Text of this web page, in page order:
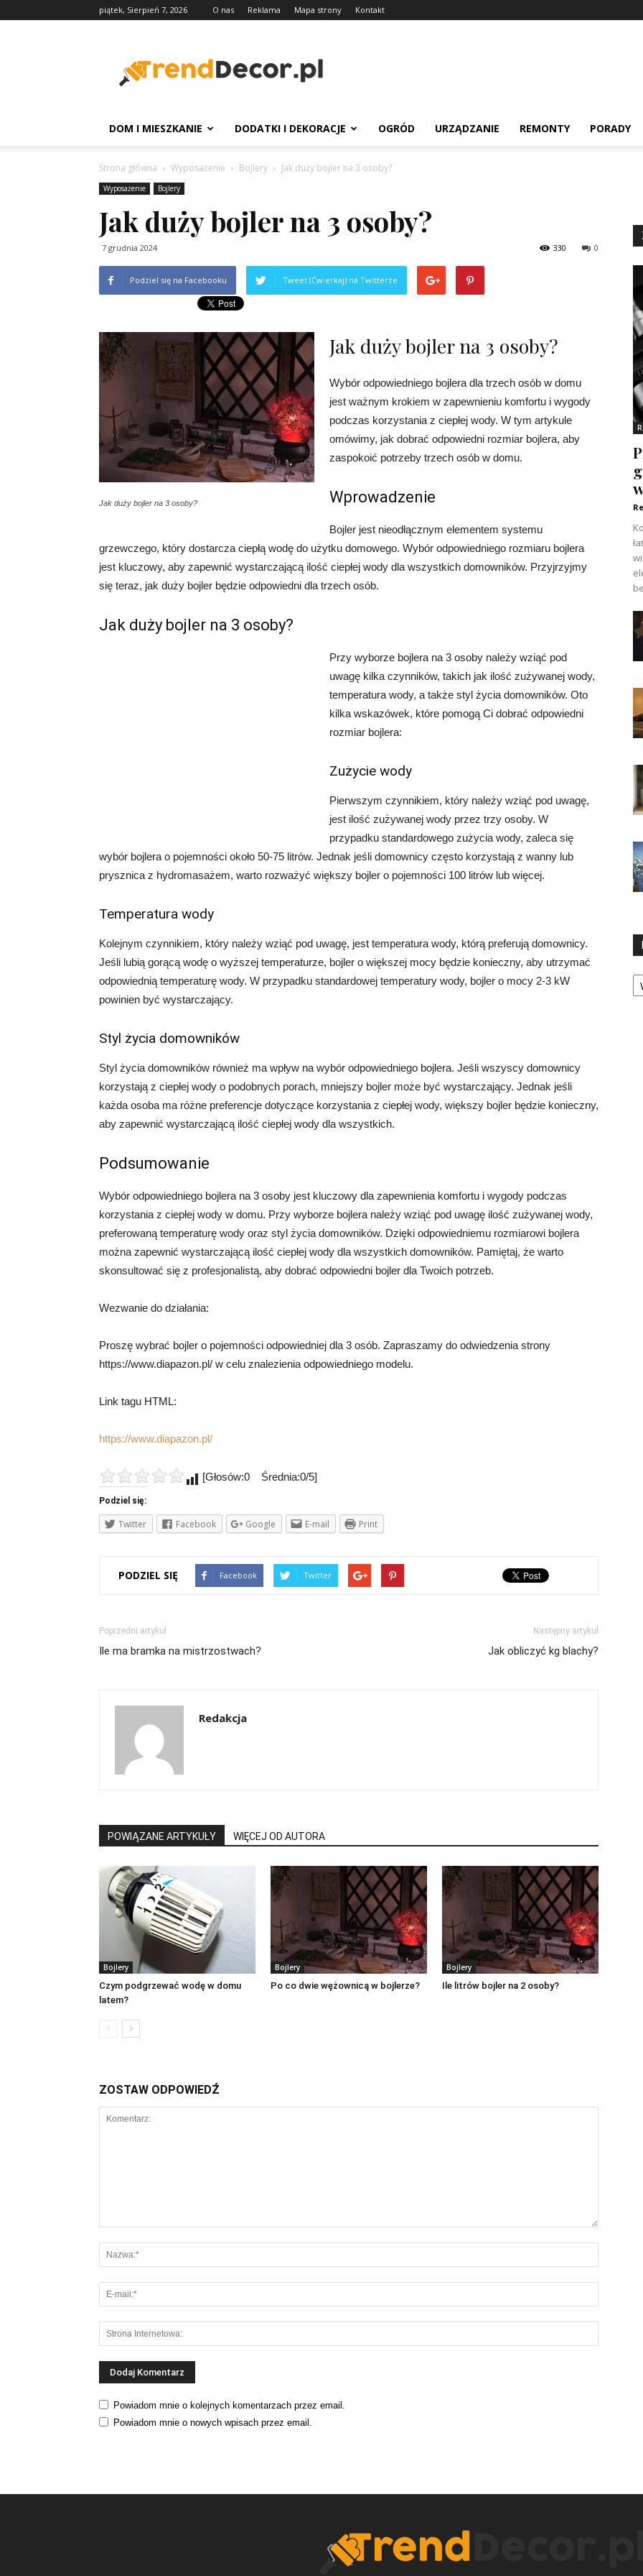
piątek, Sierpień 7, 2026 O nas Reklama Mapa strony Kontakt
DOM I MIESZKANIE DODATKI I DEKORACJE OGRÓD URZĄDZANIE REMONTY PORADY
Strona główna Wyposażenie Bojlery Jak duży bojler na 3 osoby?
Wyposażenie Bojlery
Jak duży bojler na 3 osoby?
7 grudnia 2024 0
330
Podziel się na Facebooku Tweet (Ćwierkaj) na Twitterze
Jak duży bojler na 3 osoby?
Jak duży bojler na 3 osoby?
Wybór odpowiedniego bojlera dla trzech osób w domu
jest ważnym krokiem w zapewnieniu komfortu i wygody
podczas korzystania z ciepłej wody. W tym artykule
omówimy, jak dobrać odpowiedni rozmiar bojlera, aby
zaspokoić potrzeby trzech osób w domu.
Wprowadzenie
Bojler jest nieodłącznym elementem systemu
grzewczego, który dostarcza ciepłą wodę do użytku domowego. Wybór odpowiedniego rozmiaru bojlera
jest kluczowy, aby zapewnić wystarczającą ilość ciepłej wody dla wszystkich domowników. Przyjrzyjmy
się teraz, jak duży bojler będzie odpowiedni dla trzech osób.
Jak duży bojler na 3 osoby?
Przy wyborze bojlera na 3 osoby należy wziąć pod
uwagę kilka czynników, takich jak ilość zużywanej wody,
temperatura wody, a także styl życia domowników. Oto
kilka wskazówek, które pomogą Ci dobrać odpowiedni
rozmiar bojlera:
Zużycie wody
Pierwszym czynnikiem, który należy wziąć pod uwagę,
jest ilość zużywanej wody przez trzy osoby. W
przypadku standardowego zużycia wody, zaleca się
wybór bojlera o pojemności około 50-75 litrów. Jednak jeśli domownicy często korzystają z wanny lub
prysznica z hydromasażem, warto rozważyć większy bojler o pojemności 100 litrów lub więcej.
Temperatura wody
Kolejnym czynnikiem, który należy wziąć pod uwagę, jest temperatura wody, którą preferują domownicy.
Jeśli lubią gorącą wodę o wyższej temperaturze, bojler o większej mocy będzie konieczny, aby utrzymać
odpowiednią temperaturę wody. W przypadku standardowej temperatury wody, bojler o mocy 2-3 kW
powinien być wystarczający.
Styl życia domowników
Styl życia domowników również ma wpływ na wybór odpowiedniego bojlera. Jeśli wszyscy domownicy
korzystają z ciepłej wody o podobnych porach, mniejszy bojler może być wystarczający. Jednak jeśli
każda osoba ma różne preferencje dotyczące korzystania z ciepłej wody, większy bojler będzie konieczny,
aby zapewnić wystarczającą ilość ciepłej wody dla wszystkich.
Podsumowanie
Wybór odpowiedniego bojlera na 3 osoby jest kluczowy dla zapewnienia komfortu i wygody podczas
korzystania z ciepłej wody w domu. Przy wyborze bojlera należy wziąć pod uwagę ilość zużywanej wody,
preferowaną temperaturę wody oraz styl życia domowników. Dzięki odpowiedniemu rozmiarowi bojlera
można zapewnić wystarczającą ilość ciepłej wody dla wszystkich domowników. Pamiętaj, że warto
skonsultować się z profesjonalistą, aby dobrać odpowiedni bojler dla Twoich potrzeb.
Wezwanie do działania:
Proszę wybrać bojler o pojemności odpowiedniej dla 3 osób. Zapraszamy do odwiedzenia strony
https://www.diapazon.pl/ w celu znalezienia odpowiedniego modelu.
Link tagu HTML:
https://www.diapazon.pl/
[Głosów:0 Średnia:0/5]
Podziel się:
Twitter Facebook Google E-mail Print
PODZIEL SIĘ Facebook Twitter
Poprzedni artykuł
Ile ma bramka na mistrzostwach?
Następny artykuł
Jak obliczyć kg blachy?
Redakcja
POWIĄZANE ARTYKUŁY WIĘCEJ OD AUTORA
Bojlery
Czym podgrzewać wodę w domu
latem?
Bojlery
Po co dwie wężownicą w bojlerze?
Bojlery
Ile litrów bojler na 2 osoby?
ZOSTAW ODPOWIEDŹ
Powiadom mnie o kolejnych komentarzach przez email.
Powiadom mnie o nowych wpisach przez email.